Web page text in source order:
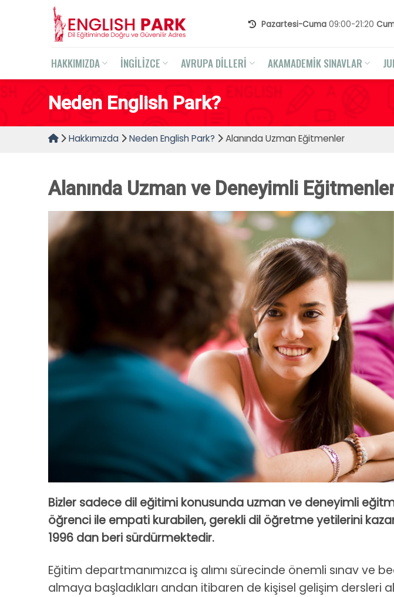
Pazartesi-Cuma 09:00-21:20
HAKKIMIZDA İNGİLİZCE AVRUPA DİLLERİ AKAMADEMİK SINAVLAR
Neden English Park?
Hakkımızda Neden English Park? Alanında Uzman Eğitmenler
Alanında Uzman ve Deneyimli
Bizler sadece dil eğitimi konusunda uzman ve deneyimli
öğrenci ile empati kurabilen, gerekli dil öğretme yetilerini
1996 dan beri sürdürmektedir.
Eğitim departmanımızca iş alımı sürecinde önemli sınav
almaya başladıkları andan itibaren de kişisel gelişim dersleri